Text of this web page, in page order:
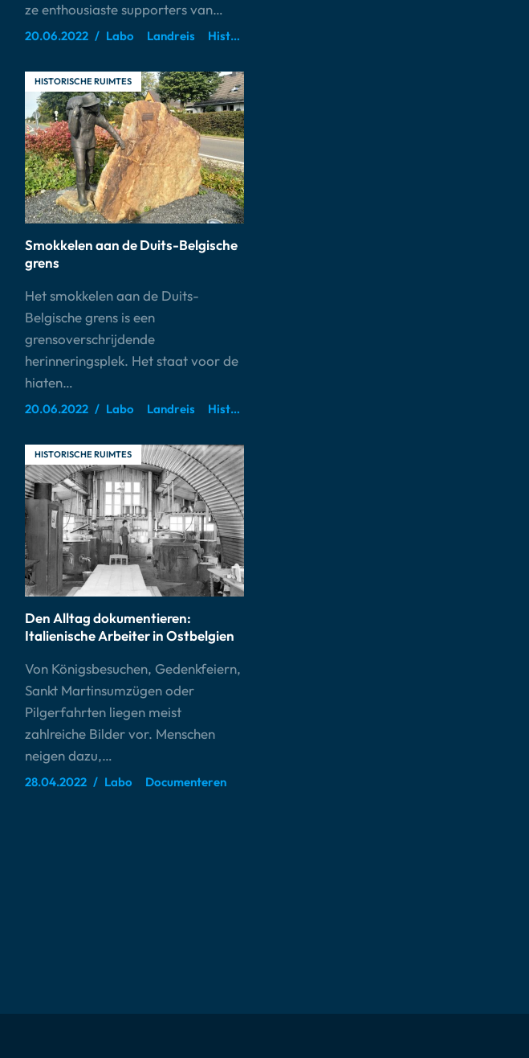
ze enthousiaste supporters van…
20.06.2022 Labo Landreis Historische ruimtes
HISTORISCHE RUIMTES
Smokkelen aan de Duits-Belgische
grens
Het smokkelen aan de Duits-
Belgische grens is een
grensoverschrijdende
herinneringsplek. Het staat voor de
hiaten…
20.06.2022 Labo Landreis Historische ruimtes
HISTORISCHE RUIMTES
Den Alltag dokumentieren:
Italienische Arbeiter in Ostbelgien
Von Königsbesuchen, Gedenkfeiern,
Sankt Martinsumzügen oder
Pilgerfahrten liegen meist
zahlreiche Bilder vor. Menschen
neigen dazu,…
28.04.2022 Labo Documenteren